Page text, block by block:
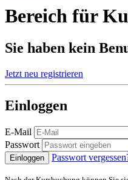
Bereich für
Sie haben kein
Jetzt neu registrieren
Einloggen
E-Mail
Passwort
Einloggen Passwort